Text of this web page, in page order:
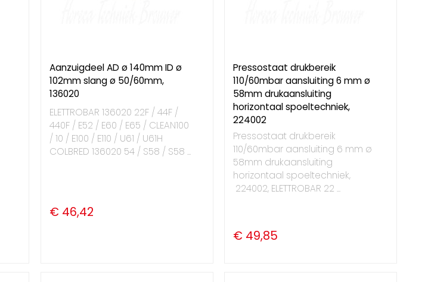
Aanzuigdeel AD ø 140mm ID ø
102mm slang ø 50/60mm,
136020
ELETTROBAR 136020 22F / 44F /
440F / E52 / E60 / E65 / CLEAN100
/ 10 / E100 / E110 / U61 / U61H
COLBRED 136020 54 / S58 / S58 ...
€ 46,42
Pressostaat drukbereik
110/60mbar aansluiting 6 mm ø
58mm drukaansluiting
horizontaal spoeltechniek,
224002
Pressostaat drukbereik
110/60mbar aansluiting 6 mm ø
58mm drukaansluiting
horizontaal spoeltechniek,
224002, ELETTROBAR 22 ...
€ 49,85